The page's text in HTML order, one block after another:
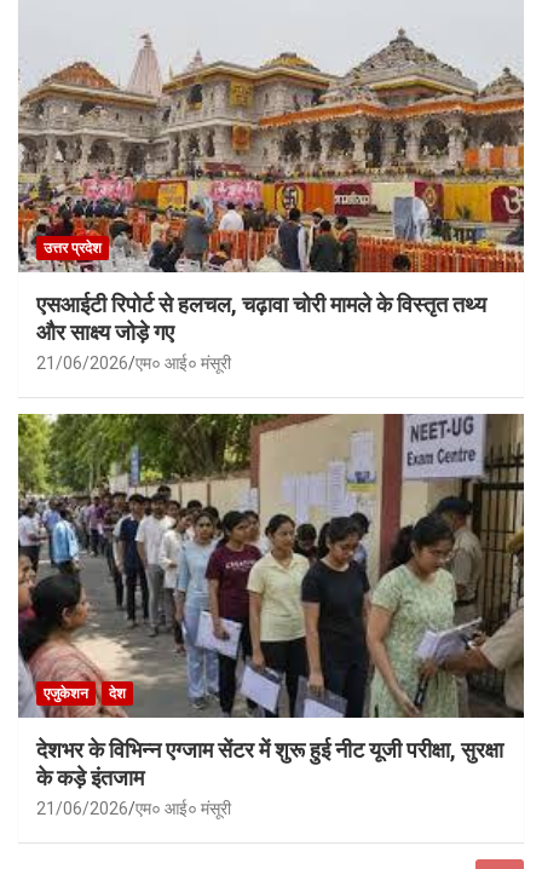
उत्तर प्रदेश
एसआईटी रिपोर्ट से हलचल, चढ़ावा चोरी मामले के विस्तृत तथ्य
और साक्ष्य जोड़े गए
21/06/2026 एम० आई० मंसूरी
एजुकेशन देश
देशभर के विभिन्न एग्जाम सेंटर में शुरू हुई नीट यूजी परीक्षा, सुरक्षा
के कड़े इंतजाम
21/06/2026 एम० आई० मंसूरी